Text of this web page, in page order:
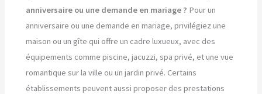
anniversaire ou une demande en mariage ? Pour un
anniversaire ou une demande en mariage, privilégiez une
maison ou un gîte qui offre un cadre luxueux, avec des
équipements comme piscine, jacuzzi, spa privé, et une vue
romantique sur la ville ou un jardin privé. Certains
établissements peuvent aussi proposer des prestations